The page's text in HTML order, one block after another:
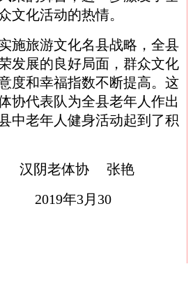
文化活动的热情。
施旅游文化名县战略，全县
发展的良好局面，群众文化
度和幸福指数不断提高。这
协代表队为全县老年人作出
中老年人健身活动起到了积
汉阴老体协
张艳
年3月 30